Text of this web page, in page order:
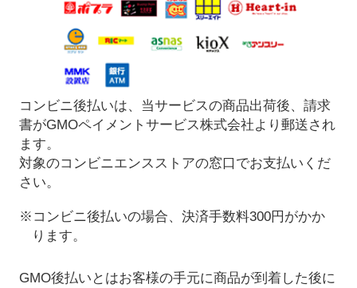
コンビニ後払いは、当サービスの商品出荷後、請求
書がGMOペイメントサービス株式会社より郵送され
ます。
対象のコンビニエンスストアの窓口でお支払いくだ
さい。
※コンビニ後払いの場合、決済手数料300円がかか
ります。
GMO後払いとはお客様の手元に商品が到着した後に